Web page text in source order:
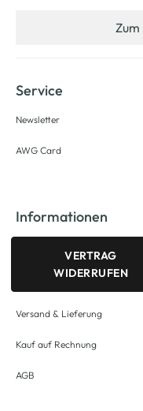
Service
Newsletter
AWG Card
Informationen
VERTRAG
WIDERRUFEN
Versand & Lieferung
Kauf auf Rechnung
AGB